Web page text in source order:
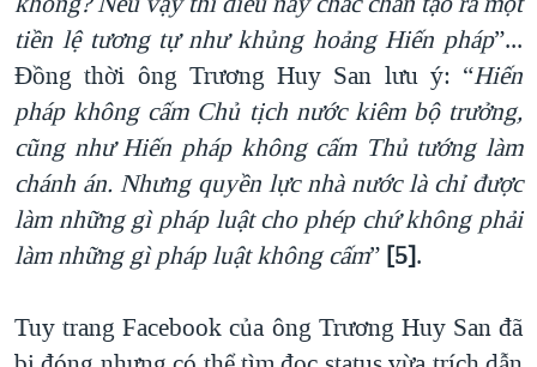
tiền lệ tương tự như khủng hoảng Hiến pháp”...
Đồng thời ông Trương Huy San lưu ý: “Hiến
pháp không cấm Chủ tịch nước kiêm bộ trưởng,
cũng như Hiến pháp không cấm Thủ tướng làm
chánh án. Nhưng quyền lực nhà nước là chỉ được
làm những gì pháp luật cho phép chứ không phải
làm những gì pháp luật không cấm” [5].
Tuy trang Facebook của ông Trương Huy San đã